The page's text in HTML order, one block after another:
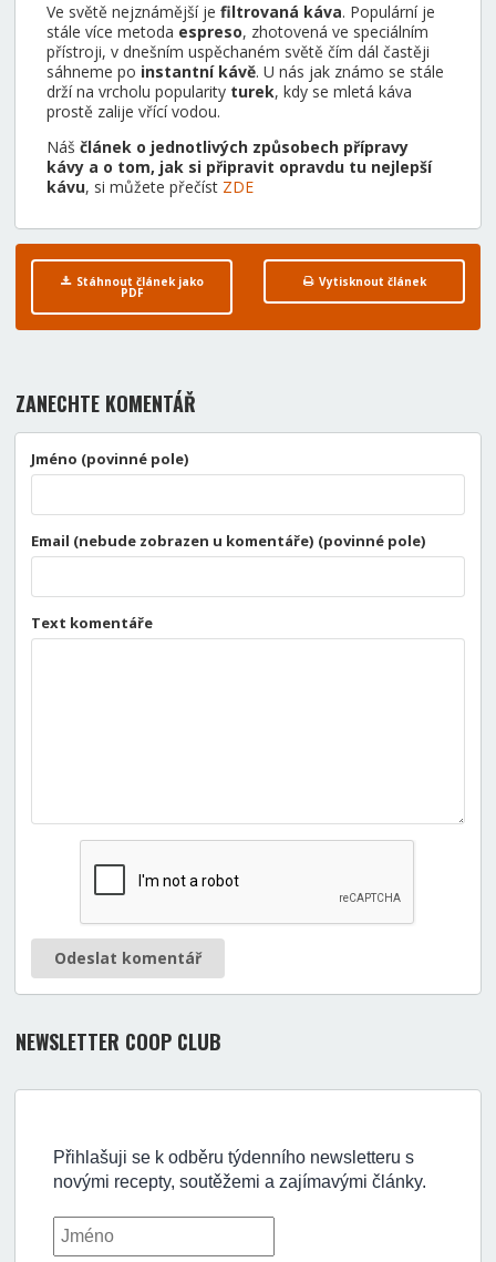
Ve světě nejznámější je filtrovaná káva. Populární je
stále více metoda espreso, zhotovená ve speciálním
přístroji, v dnešním uspěchaném světě čím dál častěji
sáhneme po instantní kávě. U nás jak známo se stále
drží na vrcholu popularity turek, kdy se mletá káva
prostě zalije vřící vodou.
Náš článek o jednotlivých způsobech přípravy
kávy a o tom, jak si připravit opravdu tu nejlepší
kávu, si můžete přečíst ZDE
Stáhnout článek jako
PDF
Vytisknout článek
ZANECHTE KOMENTÁŘ
Jméno (povinné pole)
Email (nebude zobrazen u komentáře) (povinné pole)
Text komentáře
Odeslat komentář
NEWSLETTER COOP CLUB